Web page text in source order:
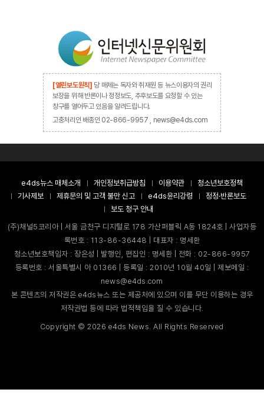
[열린보도원칙] 당 매체는 독자와 취재원 등 뉴스이용자의 권리
보장을 위해 반론이나 정정보도, 추후보도를 요청할 수 있는
창구를 열어두고 있음을 알려드립니다.
고충처리인 배종인 02-866-9957 , news@e4ds.com
e4ds뉴스 매체소개 개인정보취급방침 이용약관
청소년보호정책
기사제보
제휴문의 및 고객 불만 신고 e4ds윤리강령
정정·반론보도
보도 청구 안내
(주)채널5코리아 | 서울 금천구 디지털로 178 가산퍼블릭 A동 1824호 | 사업자등
록번호 : 113-86-36448 | 대표자 : 명세환
청소년보호책임자 : 장은성 | 발행인, 편집인 : 명세환 | 전화 : 02-866-9957
등록번호 : 서울특별시 아 01366 | 등록일 : 2010년 10월 40일 | 제보메일 :
news@e4ds.com
본 콘텐츠의 저작권은 e4ds뉴스 또는 제공처에 있으며 이를 무단 이용하는 경우
저작권법 등에 따라 법적책임을 질 수 있습니다.
Copyright ©2026 e4ds News. All Rights Reserved